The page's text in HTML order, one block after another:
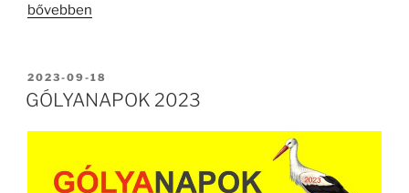
„ÉLETPÁLYAÉPÍTÉSI
bővebben
BEKÜLDVE:
2023-09-18
GÓLYANAPOK 2023